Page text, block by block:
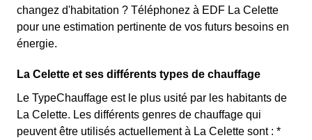
changez d'habitation ? Téléphonez à EDF La Celette
pour une estimation pertinente de vos futurs besoins en
énergie.
La Celette et ses différents types de chauffage
Le TypeChauffage est le plus usité par les habitants de
La Celette. Les différents genres de chauffage qui
peuvent être utilisés actuellement à La Celette sont : *